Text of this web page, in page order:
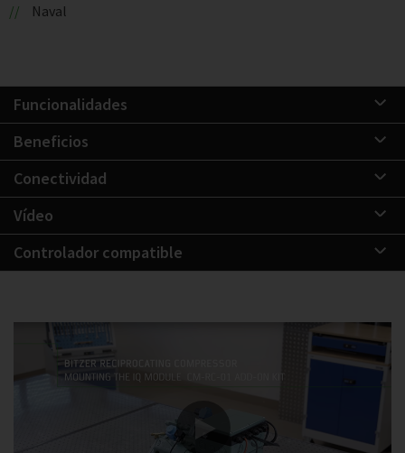
Naval
Funcionalidades
Beneficios
Conectividad
Vídeo
Controlador compatible